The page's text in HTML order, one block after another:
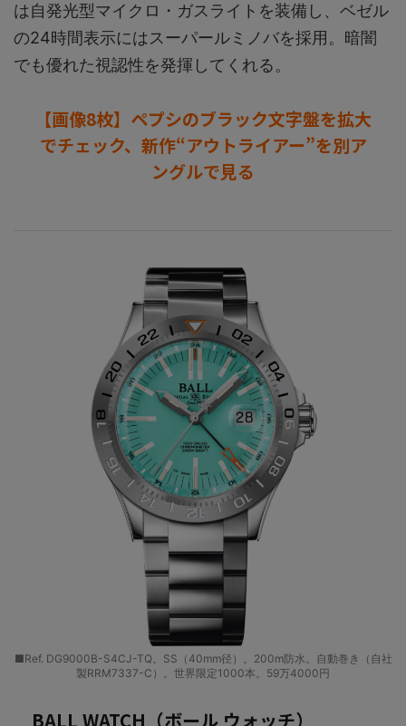
は自発光型マイクロ・ガスライトを装備し、ベゼル
の24時間表示にはスーパールミノバを採用。暗闇
でも優れた視認性を発揮してくれる。
【画像8枚】ペプシのブラック文字盤を拡大
でチェック、新作“アウトライアー”を別ア
ングルで見る
■Ref. DG9000B-S4CJ-TQ。SS（40mm径）。200m防水。自動巻き（自社
製RRM7337-C）。世界限定1000本。59万4000円
BALL WATCH（ボール ウォッチ）